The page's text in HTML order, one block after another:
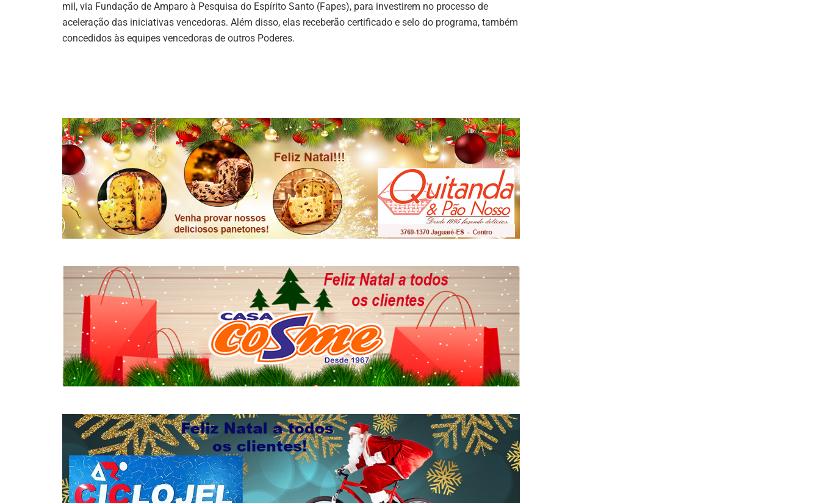
mil, via Fundação de Amparo à Pesquisa do Espírito Santo (Fapes), para investirem no processo de
aceleração das iniciativas vencedoras. Além disso, elas receberão certificado e selo do programa, também
concedidos às equipes vencedoras de outros Poderes.